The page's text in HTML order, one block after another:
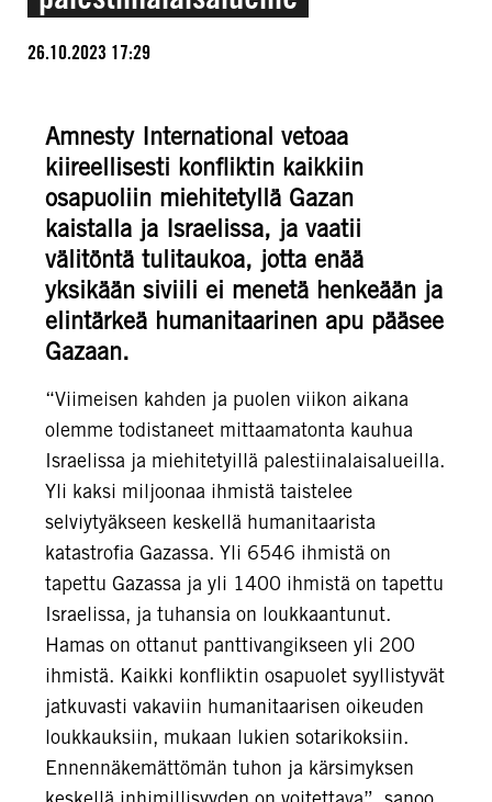
26.10.2023 17:29
Amnesty International vetoaa
kiireellisesti konfliktin kaikkiin
osapuoliin miehitetyllä Gazan
kaistalla ja Israelissa, ja vaatii
välitöntä tulitaukoa, jotta enää
yksikään siviili ei menetä henkeään ja
elintärkeä humanitaarinen apu pääsee
Gazaan.
“Viimeisen kahden ja puolen viikon aikana
olemme todistaneet mittaamatonta kauhua
Israelissa ja miehitetyillä palestiinalaisalueilla.
Yli kaksi miljoonaa ihmistä taistelee
selviytyäkseen keskellä humanitaarista
katastrofia Gazassa. Yli 6546 ihmistä on
tapettu Gazassa ja yli 1400 ihmistä on tapettu
Israelissa, ja tuhansia on loukkaantunut.
Hamas on ottanut panttivangikseen yli 200
ihmistä. Kaikki konfliktin osapuolet syyllistyvät
jatkuvasti vakaviin humanitaarisen oikeuden
loukkauksiin, mukaan lukien sotarikoksiin.
Ennennäkemättömän tuhon ja kärsimyksen